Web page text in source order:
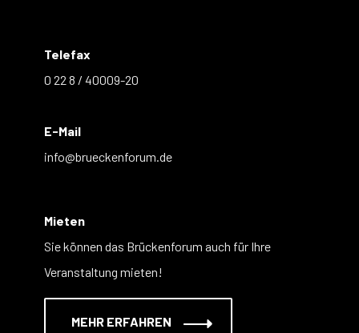
Telefax
0 22 8 / 40009-20
E-Mail
info@brueckenforum.de
Mieten
Sie können das Brückenforum auch für Ihre
Veranstaltung mieten!
MEHR ERFAHREN